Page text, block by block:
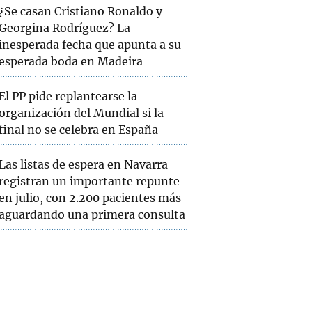
casan Cristiano Ronaldo y
Rodríguez? La
fecha que apunta a su
boda en Madeira
PP pide replantearse la
del Mundial si la
no se celebra en España
listas de espera en Navarra
un importante repunte
julio, con 2.200 pacientes más
una primera consulta